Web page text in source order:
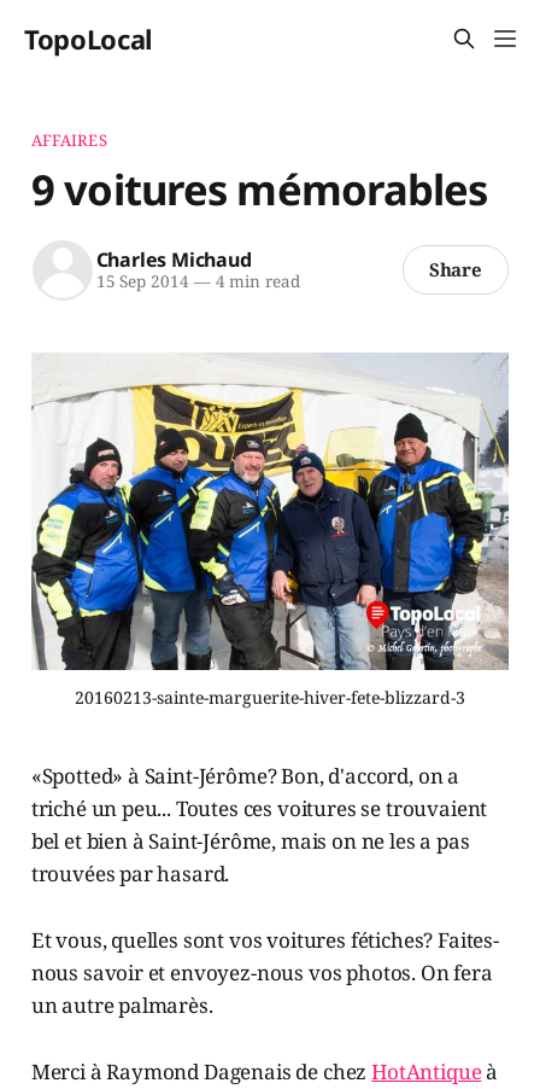
TopoLocal
AFFAIRES
9 voitures mémorables
Charles Michaud
15 Sep 2014 —4 min read Share
20160213-sainte-marguerite-hiver-fete-blizzard-3
«Spotted» à Saint-Jérôme? Bon, d'accord, on a
triché un peu... Toutes ces voitures se trouvaient
bel et bien à Saint-Jérôme, mais on ne les a pas
trouvées par hasard.
Et vous, quelles sont vos voitures fétiches? Faites-
nous savoir et envoyez-nous vos photos. On fera
un autre palmarès.
Merci à Raymond Dagenais de chezHotAntiqueà